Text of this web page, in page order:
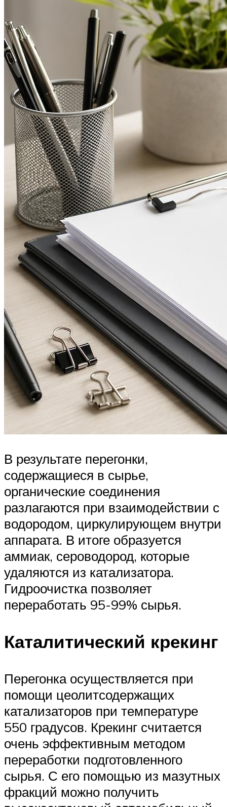
В результате перегонки,
содержащиеся в сырье,
органические соединения
разлагаются при взаимодействии с
водородом, циркулирующем внутри
аппарата. В итоге образуется
аммиак, сероводород, которые
удаляются из катализатора.
Гидроочистка позволяет
переработать 95-99% сырья.
Каталитический крекинг
Перегонка осуществляется при
помощи цеолитсодержащих
катализаторов при температуре
550 градусов. Крекинг считается
очень эффективным методом
переработки подготовленного
сырья. С его помощью из мазутных
фракций можно получить